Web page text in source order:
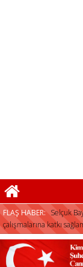
FLAŞ HABER: Selçuk
çalışmalarına katkı